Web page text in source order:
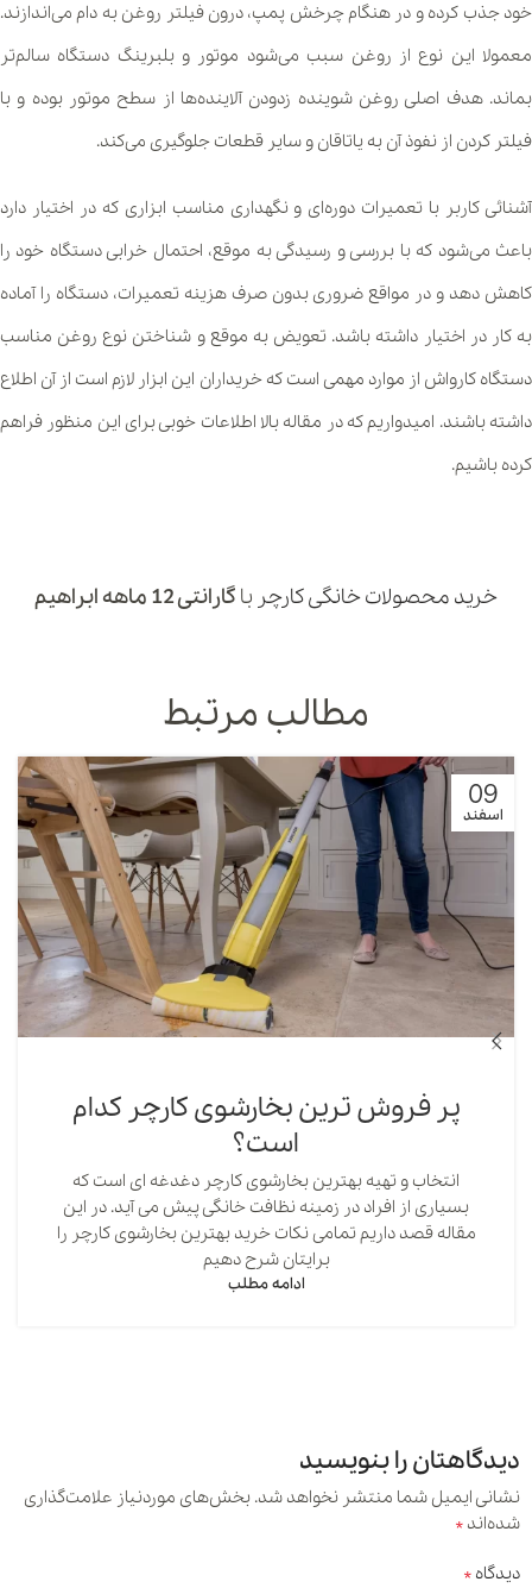
خود جذب کرده و در هنگام چرخش پمپ، درون فیلتر روغن به دام می‌اندازند.
معمولا این نوع از روغن سبب می‌شود موتور و بلبرینگ دستگاه سالم‌تر
بماند. هدف اصلی روغن شوینده زدودن آلاینده‌ها از سطح موتور بوده و با
فیلتر کردن از نفوذ آن به یاتاقان و سایر قطعات جلوگیری می‌کند.
آشنائی کاربر با تعمیرات دوره‌ای و نگهداری مناسب ابزاری که در اختیار دارد
باعث می‌شود که با بررسی و رسیدگی به موقع، احتمال خرابی دستگاه خود را
کاهش دهد و در مواقع ضروری بدون صرف هزینه تعمیرات، دستگاه را آماده
به کار در اختیار داشته باشد. تعویض به موقع و شناختن نوع روغن مناسب
دستگاه کارواش از موارد مهمی است که خریداران این ابزار لازم است از آن اطلاع
داشته باشند. امیدواریم که در مقاله بالا اطلاعات خوبی برای این منظور فراهم
کرده باشیم.
خرید محصولات خانگی کارچر با گارانتی 12 ماهه ابراهیم
مطالب مرتبط
09
اسفند
پر فروش ترین بخارشوی کارچر کدام
است؟
انتخاب و تهیه بهترین بخارشوی کارچر دغدغه ای است که
بسیاری از افراد در زمینه نظافت خانگی پیش می آید. در این
مقاله قصد داریم تمامی نکات خرید بهترین بخارشوی کارچر را
برایتان شرح دهیم
ادامه مطلب
دیدگاهتان را بنویسید
نشانی ایمیل شما منتشر نخواهد شد. بخش‌های موردنیاز علامت‌گذاری
شده‌اند *
دیدگاه *